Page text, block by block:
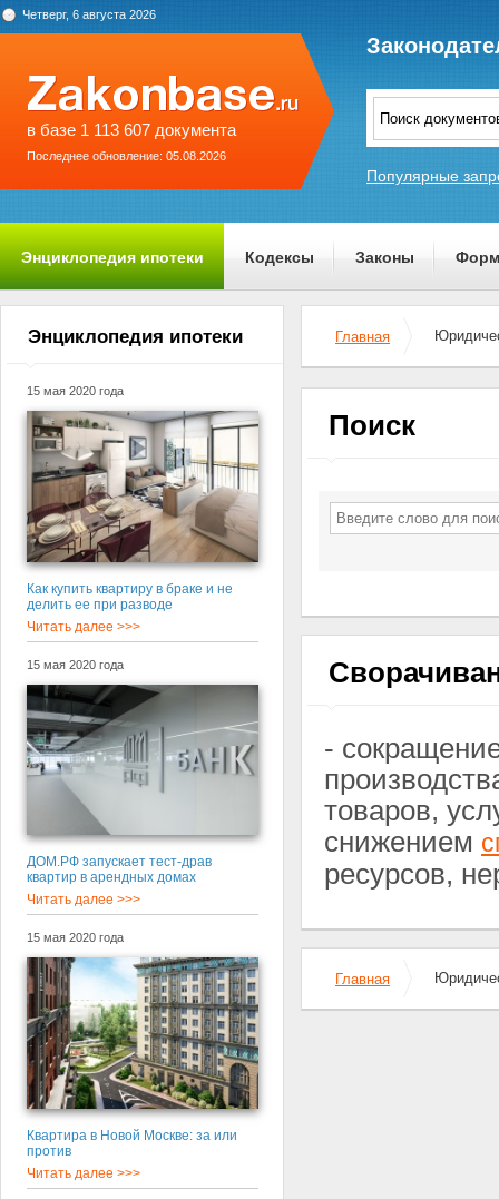
Четверг, 6 августа 2026
в базе 1 113 607 документа
Последнее обновление: 05.08.2026
Популярные
Энциклопедия ипотеки Кодексы Законы
О проекте
Энциклопедия ипотеки
15 мая 2020 года
Как купить квартиру в браке и не
делить ее при разводе
Читать далее >>>
15 мая 2020 года
ДОМ.РФ запускает тест-драв
квартир в арендных домах
Читать далее >>>
15 мая 2020 года
Квартира в Новой Москве: за или
против
Читать далее >>>
Главная
Поиск
-
товаров,
снижением
ресурсов,
Главная